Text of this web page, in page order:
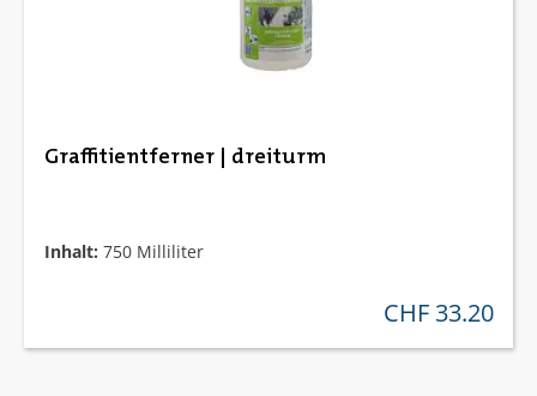
Graffitientferner | dreiturm
Inhalt: 750 Milliliter
regulärer preis:
CHF 33.20